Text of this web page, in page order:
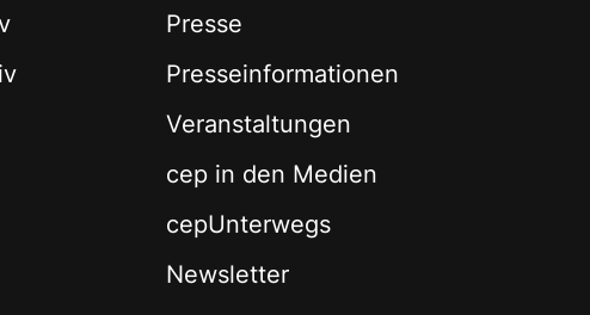
Presse
Presseinformationen
Veranstaltungen
cep in den Medien
cepUnterwegs
Newsletter